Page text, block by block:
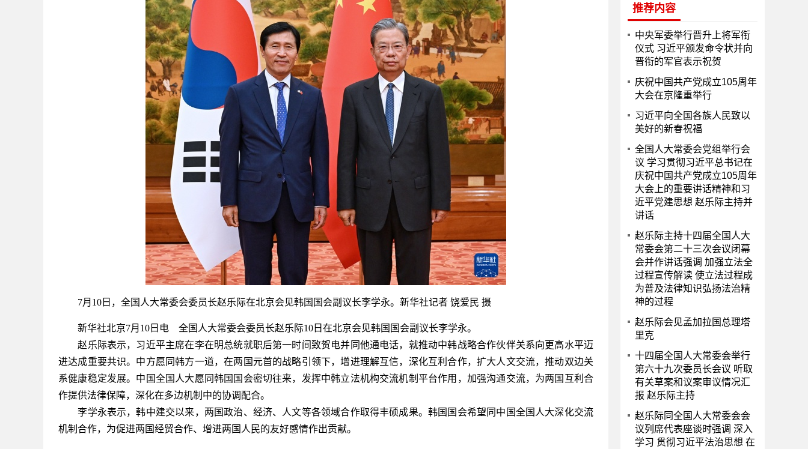
7月10日，全国人大常委会委员长赵乐际在北京会见韩国国会副议长李学永。新华社记者 饶爱民 摄
新华社北京7月10日电 全国人大常委会委员长赵乐际10日在北京会见韩国国会副议长李学永。
赵乐际表示，习近平主席在李在明总统就职后第一时间致贺电并同他通电话，就推动中韩战略合作伙伴关系向更高水平迈
进达成重要共识。中方愿同韩方一道，在两国元首的战略引领下，增进理解互信，深化互利合作，扩大人文交流，推动双边关
系健康稳定发展。中国全国人大愿同韩国国会密切往来，发挥中韩立法机构交流机制平台作用，加强沟通交流，为两国互利合
作提供法律保障，深化在多边机制中的协调配合。
李学永表示，韩中建交以来，两国政治、经济、人文等各领域合作取得丰硕成果。韩国国会希望同中国全国人大深化交流
机制合作，为促进两国经贸合作、增进两国人民的友好感情作出贡献。
推荐内容
中央军委举行晋升上将军衔
仪式 习近平颁发命令状并向
晋衔的军官表示祝贺
庆祝中国共产党成立105周年
大会在京隆重举行
习近平向全国各族人民致以
美好的新春祝福
全国人大常委会党组举行会
议 学习贯彻习近平总书记在
庆祝中国共产党成立105周年
大会上的重要讲话精神和习
近平党建思想 赵乐际主持并
讲话
赵乐际主持十四届全国人大
常委会第二十三次会议闭幕
会并作讲话强调 加强立法全
过程宣传解读 使立法过程成
为普及法律知识弘扬法治精
神的过程
赵乐际会见孟加拉国总理塔
里克
十四届全国人大常委会举行
第六十九次委员长会议 听取
有关草案和议案审议情况汇
报 赵乐际主持
赵乐际同全国人大常委会会
议列席代表座谈时强调 深入
学习 贯彻习近平法治思想 在